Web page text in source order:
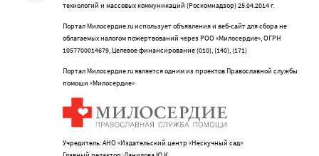
технологий и массовых коммуникаций (Роскомнадзор) 25.04.2014 г.
Портал Милосердие.ru использует объявления и веб-сайт для сбора не
облагаемых налогом пожертвований через РОО «Милосердие», ОГРН
1057700014679, Целевое финансирование (010), (140), (171)
Портал Милосердие.ru является одним из проектов Православной службы
помощи «Милосердие»
Учредитель: АНО «Издательский центр «Нескучный сад»